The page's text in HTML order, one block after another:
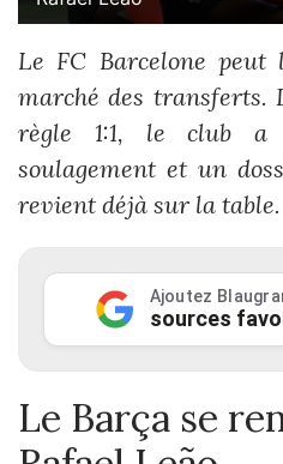
Le FC Barcelone
marché des transferts.
règle 1:1, le club a
soulagement et un
revient déjà sur la table.
Ajoutez
sources
Le Barça se